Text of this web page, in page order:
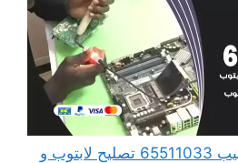
مهندس كمبيوتر النويصيب 65511033 تصليح لابتوب و